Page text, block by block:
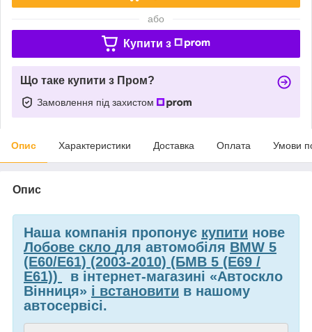
або
Купити з
Що таке купити з Пром?
Замовлення під захистом
Опис Характеристики Доставка Оплата Умови
Опис
Наша компанія пропонує купити нове
Лобове скло для автомобіля BMW 5
(E60/E61) (2003-2010) (БМВ 5 (Е69 /
Е61))
в інтернет-магазині «Автоскло
Вінниця» і встановити в нашому
автосервісі.